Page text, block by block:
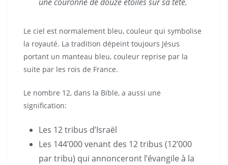
une couronne de douze étoiles sur sa tête.
Le ciel est normalement bleu, couleur qui symbolise
la royauté. La tradition dépeint toujours Jésus
portant un manteau bleu, couleur reprise par la
suite par les rois de France.
Le nombre 12, dans la Bible, a aussi une
signification:
Les 12 tribus d’Israël
Les 144’000 venant des 12 tribus (12’000
par tribu) qui annonceront l’évangile à la